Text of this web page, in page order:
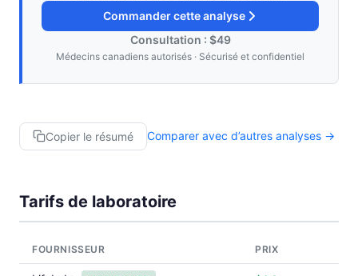
Commander cette analyse
Consultation : $49
Médecins canadiens autorisés · Sécurisé et confidentiel
Copier le résumé Comparer avec d’autres analyses →
Tarifs de laboratoire
FOURNISSEUR PRIX